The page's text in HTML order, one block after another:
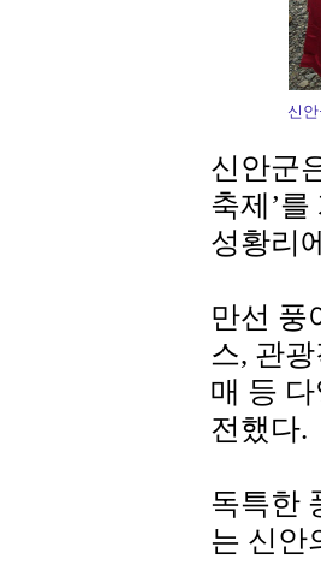
신안
신안군
축제’
성황리
만선 풍
스, 관
매 등
전했다.
독특한
는 신안